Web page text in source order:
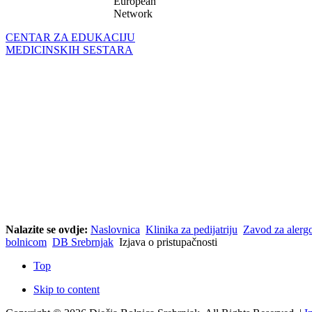
Network
CENTAR ZA EDUKACIJU
MEDICINSKIH SESTARA
Nalazite se ovdje: Naslovnica Klinika za pedijatriju Zavod za
bolnicom DB Srebrnjak Izjava o pristupačnosti
Top
Skip to content